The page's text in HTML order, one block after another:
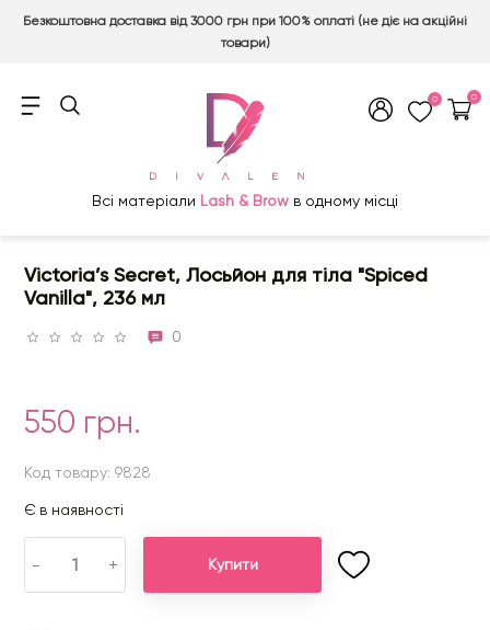
Безкоштовна доставка від 3000 грн при 100% оплаті (не діє на акційні
товари)
0 0
Всі матеріали Lash & Brow в одному місці
Victoria’s Secret, Лосьйон для тіла "Spiced
Vanilla", 236 мл
0
550 грн.
Код товару: 9828
Є в наявності
- + Купити